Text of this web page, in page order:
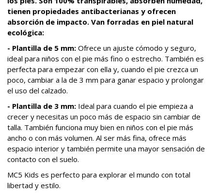
tienen propiedades antibacterianas y ofrecen
absorción de impacto. Van forradas en piel natural
ecológica:
- Plantilla de 5 mm: Ofrece un ajuste cómodo y seguro,
ideal para niños con el pie más fino o estrecho. También es
perfecta para empezar con ella y, cuando el pie crezca un
poco, cambiar a la de 3 mm para ganar espacio y prolongar
el uso del calzado.
- Plantilla de 3 mm: Ideal para cuando el pie empieza a
crecer y necesitas un poco más de espacio sin cambiar de
talla. También funciona muy bien en niños con el pie más
ancho o con más volumen. Al ser más fina, ofrece más
espacio interior y también permite una mayor sensación de
contacto con el suelo.
MC5 Kids es perfecto para explorar el mundo con total
libertad y estilo.